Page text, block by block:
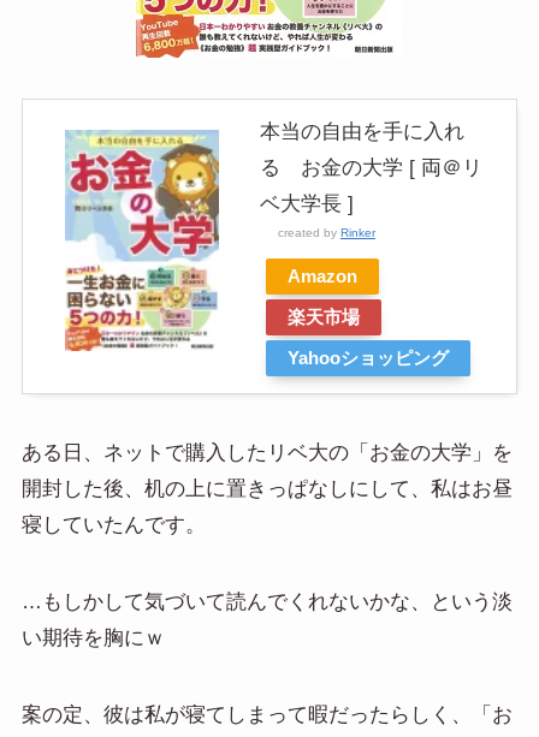
本当の自由を手に入れ
る お金の大学 [ 両＠リ
ベ大学長 ]
created by Rinker
Amazon
楽天市場
Yahooショッピング
ある日、ネットで購入したリベ大の「お金の大学」を
開封した後、机の上に置きっぱなしにして、私はお昼
寝していたんです。
…もしかして気づいて読んでくれないかな、という淡
い期待を胸にｗ
案の定、彼は私が寝てしまって暇だったらしく、「お